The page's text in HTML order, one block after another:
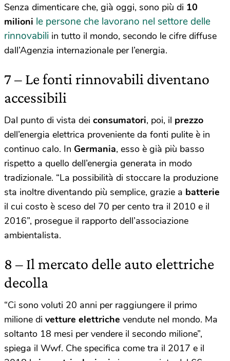
Senza dimenticare che, già oggi, sono più di 10
milioni le persone che lavorano nel settore delle
rinnovabili in tutto il mondo, secondo le cifre diffuse
dall’Agenzia internazionale per l’energia.
7 – Le fonti rinnovabili diventano
accessibili
Dal punto di vista dei consumatori, poi, il prezzo
dell’energia elettrica proveniente da fonti pulite è in
continuo calo. In Germania, esso è già più basso
rispetto a quello dell’energia generata in modo
tradizionale. “La possibilità di stoccare la produzione
sta inoltre diventando più semplice, grazie a batterie
il cui costo è sceso del 70 per cento tra il 2010 e il
2016”, prosegue il rapporto dell’associazione
ambientalista.
8 – Il mercato delle auto elettriche
decolla
“Ci sono voluti 20 anni per raggiungere il primo
milione di vetture elettriche vendute nel mondo. Ma
soltanto 18 mesi per vendere il secondo milione”,
spiega il Wwf. Che specifica come tra il 2017 e il